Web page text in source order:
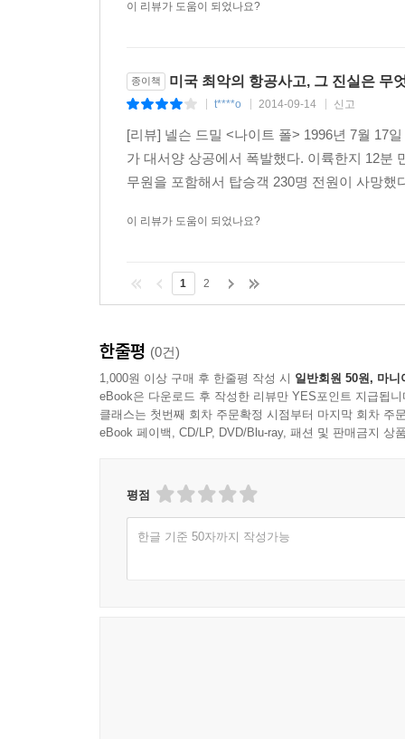
이 리뷰가 도움이 되었나요?
종이책 미국 최악의 항공사고, 그 진실은 무
t****o 2014-09-14 신고
[리뷰] 넬슨 드밀 <나이트 폴> 1996년 7월 17
가 대서양 상공에서 폭발했다. 이륙한지 12분
무원을 포함해서 탑승객 230명 전원이 사망
이 리뷰가 도움이 되었나요?
1 2
한줄평 (0건)
1,000원 이상 구매 후 한줄평 작성 시 일반회원 50원, 마니
eBook은 다운로드 후 작성한 리뷰만 YES포인트 지급됩니
클래스는 첫번째 회차 주문확정 시점부터 마지막 회차 주
eBook 페이백, CD/LP, DVD/Blu-ray, 패션 및 판매금지 상
평점
한글 기준 50자까지 작성가능